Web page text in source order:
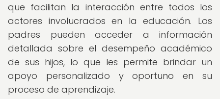
que facilitan la interacción entre todos los
actores involucrados en la educación. Los
padres pueden acceder a información
detallada sobre el desempeño académico
de sus hijos, lo que les permite brindar un
apoyo personalizado y oportuno en su
proceso de aprendizaje.